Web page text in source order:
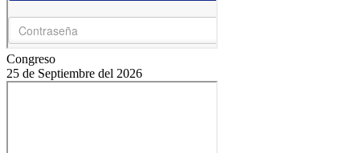
Congreso
25 de Septiembre del 2026